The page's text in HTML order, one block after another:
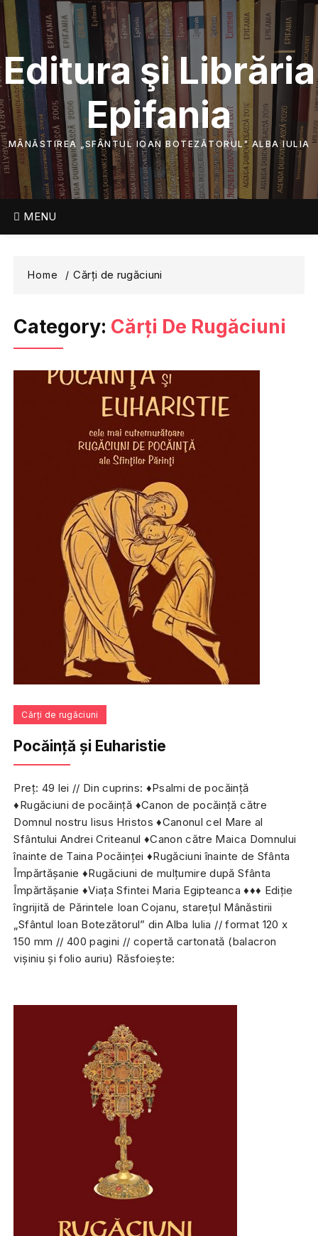
Skip
to
content
Editura şi Librăria
Epifania
MÂNĂSTIREA „SFÂNTUL IOAN BOTEZĂTORUL" ALBA IULIA
MENU
Home Cărți de rugăciuni
Category: Cărți De Rugăciuni
Cărți de rugăciuni
Pocăință și Euharistie
Preț: 49 lei // Din cuprins: ♦Psalmi de pocăință
♦Rugăciuni de pocăință ♦Canon de pocăință către
Domnul nostru Iisus Hristos ♦Canonul cel Mare al
Sfântului Andrei Criteanul ♦Canon către Maica Domnului
înainte de Taina Pocăinței ♦Rugăciuni înainte de Sfânta
Împărtășanie ♦Rugăciuni de mulțumire după Sfânta
Împărtășanie ♦Viața Sfintei Maria Egipteanca ♦♦♦ Ediție
îngrijită de Părintele Ioan Cojanu, starețul Mânăstirii
„Sfântul Ioan Botezătorul” din Alba Iulia // format 120 x
150 mm // 400 pagini // copertă cartonată (balacron
vișiniu și folio auriu) Răsfoiește: